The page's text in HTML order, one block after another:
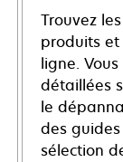
Trouvez
produits et
ligne.
détaillées
le
des
sélection